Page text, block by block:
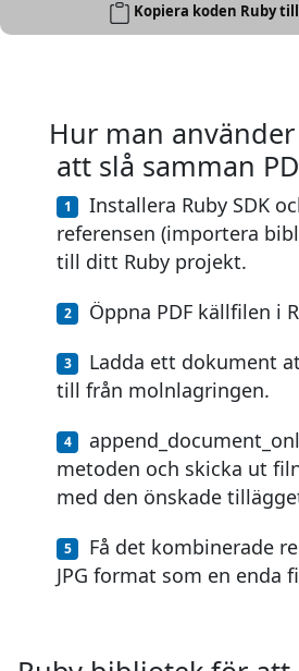
Kopiera koden Ruby
Hur man
att slå samman
Installera Ruby SDK
referensen (importera
till ditt Ruby projekt.
Öppna PDF källfilen i
Ladda ett dokument
till från molnlagringen.
metoden och skicka ut
med den önskade
Få det kombinerade
JPG format som en enda